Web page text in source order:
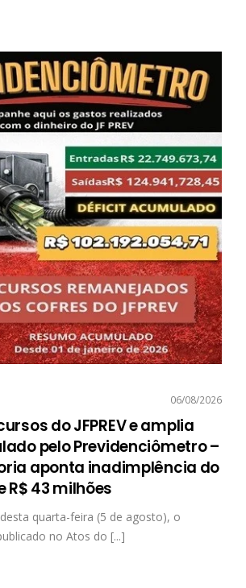
06/08/2026
do JFPREV e amplia
pelo Previdenciômetro –
aponta inadimplência do
R$ 43 milhões
quarta-feira (5 de agosto), o
no Atos do [...]